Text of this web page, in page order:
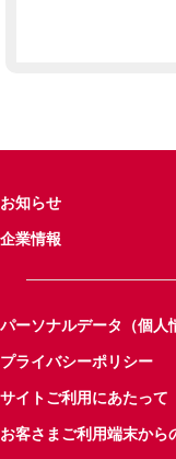
お知らせ
企業情報
パーソナルデータ（個人
プライバシーポリシー
サイトご利用にあたって
お客さまご利用端末から